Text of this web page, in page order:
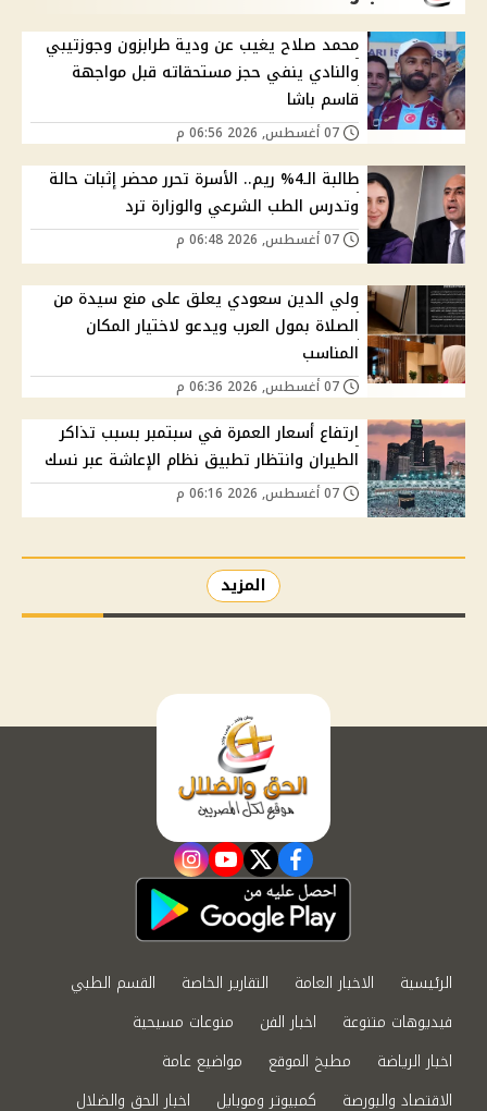
محمد صلاح يغيب عن ودية طرابزون وجوزتيبي
والنادي ينفي حجز مستحقاته قبل مواجهة
قاسم باشا
طالبة الـ4% ريم.. الأسرة تحرر محضر إثبات حالة
وتدرس الطب الشرعي والوزارة ترد
ولي الدين سعودي يعلق على منع سيدة من
الصلاة بمول العرب ويدعو لاختيار المكان
المناسب
ارتفاع أسعار العمرة في سبتمبر بسبب تذاكر
الطيران وانتظار تطبيق نظام الإعاشة عبر نسك
المزيد
facebook
twitter
youtube
instagram
الرئيسية الاخبار العامة التقارير الخاصة
القسم الطبي
فيديوهات متنوعة
اخبار الفن
منوعات مسيحية
اخبار الرياضة
مطبخ الموقع
مواضيع عامة
الاقتصاد والبورصة
كمبيوتر وموبايل اخبار الحق والضلال